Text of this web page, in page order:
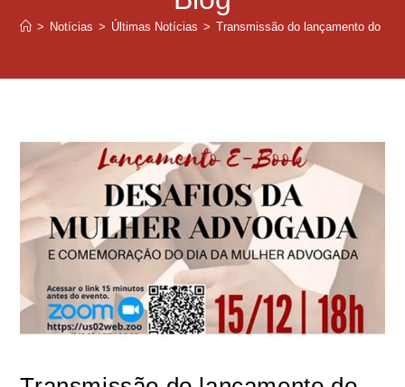
> Notícias > Últimas Notícias > Transmissão do lançamento do E-